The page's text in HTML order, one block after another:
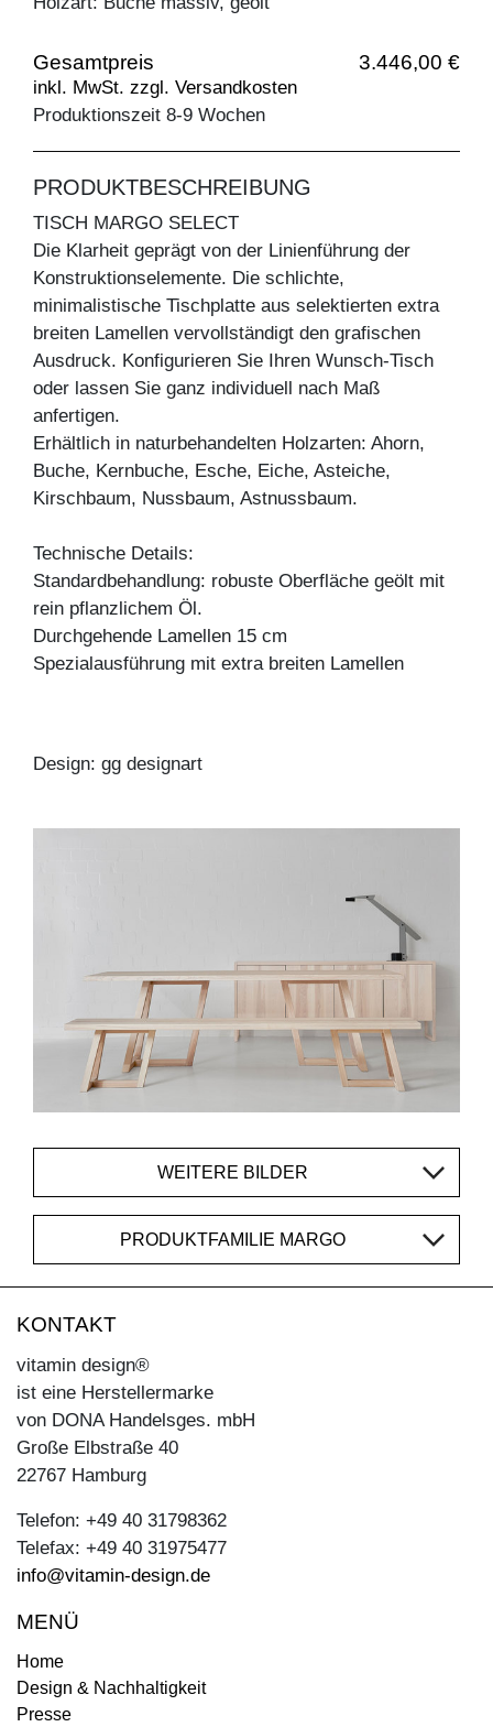
Gesamtpreis 3.446,00 €
inkl. MwSt. zzgl. Versandkosten
Produktionszeit 8-9 Wochen
PRODUKTBESCHREIBUNG
TISCH MARGO SELECT
Die Klarheit geprägt von der Linienführung der
Konstruktionselemente. Die schlichte,
minimalistische Tischplatte aus selektierten extra
breiten Lamellen vervollständigt den grafischen
Ausdruck. Konfigurieren Sie Ihren Wunsch-Tisch
oder lassen Sie ganz individuell nach Maß
anfertigen.
Erhältlich in naturbehandelten Holzarten: Ahorn,
Buche, Kernbuche, Esche, Eiche, Asteiche,
Kirschbaum, Nussbaum, Astnussbaum.
Technische Details:
Standardbehandlung: robuste Oberfläche geölt mit
rein pflanzlichem Öl.
Durchgehende Lamellen 15 cm
Spezialausführung mit extra breiten Lamellen
Design: gg designart
WEITERE BILDER
PRODUKTFAMILIE MARGO
KONTAKT
vitamin design®
ist eine Herstellermarke
von DONA Handelsges. mbH
Große Elbstraße 40
22767 Hamburg
Telefon: +49 40 31798362
Telefax: +49 40 31975477
info@vitamin-design.de
MENÜ
Home
Design & Nachhaltigkeit
Presse